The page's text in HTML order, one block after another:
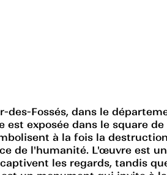
Fossés, dans le
exposée dans le square
à la fois la
de l'humanité. L'œuvre est
les regards, tandis